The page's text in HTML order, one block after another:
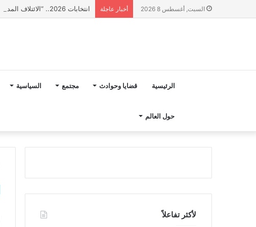
السبت, أغسطس 8 2026 أخبار عاجلة انتخابات 2026.. “الائتلاف المدني من أجل الجبل” يرفع عشرة مطالب أمام الأحزاب لإنصاف المناطق الجبلية
الرئيسية قضايا وحوادث مجتمع السياسية
حول العالم
لأكثر تفاعلاً